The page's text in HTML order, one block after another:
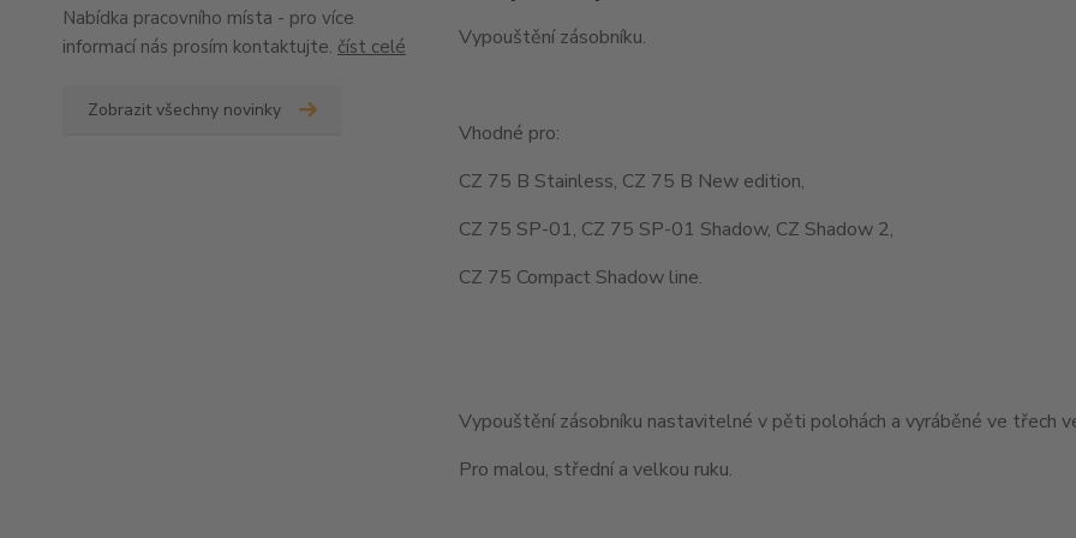
Nabídka pracovního místa - pro více
informací nás prosím kontaktujte. číst celé
Zobrazit všechny novinky
Vypouštění zásobníku.
Vhodné pro:
CZ 75 B Stainless, CZ 75 B New edition,
CZ 75 SP-01, CZ 75 SP-01 Shadow, CZ Shadow 2,
CZ 75 Compact Shadow line.
Vypouštění zásobníku nastavitelné v pěti polohách a vyráběné ve třech
Pro malou, střední a velkou ruku.